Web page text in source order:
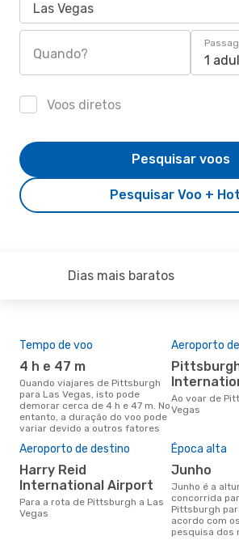
Las Vegas
Quando? 1
Voos diretos
Pesquisar Voo +
Pesquisar voos
Dias mais baratos
Tempo de voo
4 h e 47 m
Quando viajares de Pittsburgh
para Las Vegas, isto pode
demorar cerca de 4 h e 47 m. No
entanto, a duração do voo pode
variar devido a outros fatores
Aeroporto
Pittsburgh
Ao voar de Pittsburgh para Las
Vegas
Aeroporto de destino
Harry Reid
International Airport
Para a rota de Pittsburgh a Las
Vegas
Época alta
junho
junho é a altura mais
concorrida
Pittsburgh
acordo com
pesquisa dos